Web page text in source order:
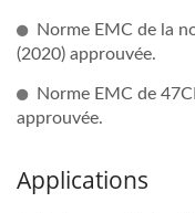
Norme EMC de la
(2020) approuvée.
Norme EMC de
approuvée.
Applications